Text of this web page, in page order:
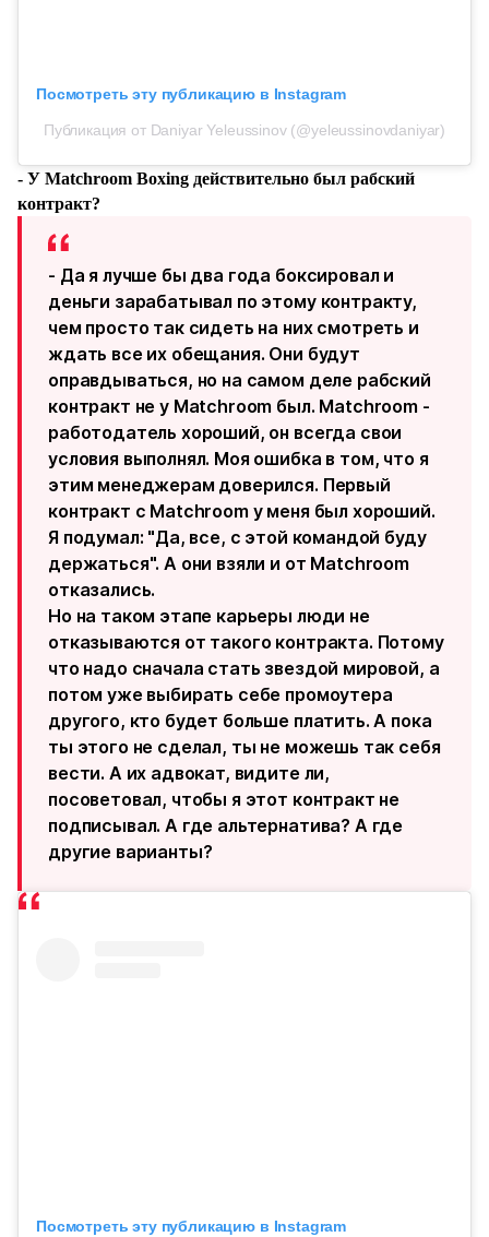
Посмотреть эту публикацию в Instagram
Публикация от Daniyar Yeleussinov (@yeleussinovdaniyar)
- У Matchroom Boxing действительно был рабский
контракт?
- Да я лучше бы два года боксировал и
деньги зарабатывал по этому контракту,
чем просто так сидеть на них смотреть и
ждать все их обещания. Они будут
оправдываться, но на самом деле рабский
контракт не у Matchroom был. Matchroom -
работодатель хороший, он всегда свои
условия выполнял. Моя ошибка в том, что я
этим менеджерам доверился. Первый
контракт с Matchroom у меня был хороший.
Я подумал: "Да, все, с этой командой буду
держаться". А они взяли и от Matchroom
отказались.
Но на таком этапе карьеры люди не
отказываются от такого контракта. Потому
что надо сначала стать звездой мировой, а
потом уже выбирать себе промоутера
другого, кто будет больше платить. А пока
ты этого не сделал, ты не можешь так себя
вести. А их адвокат, видите ли,
посоветовал, чтобы я этот контракт не
подписывал. А где альтернатива? А где
другие варианты?
Посмотреть эту публикацию в Instagram